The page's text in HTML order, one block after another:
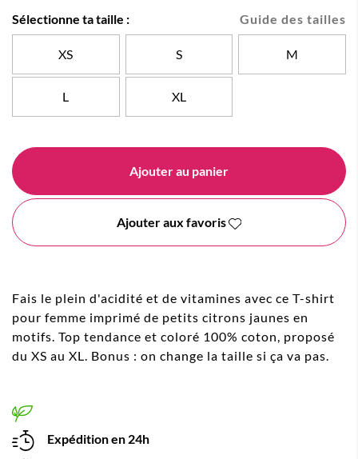
Guide des tailles
Sélectionne ta taille :
XS S M
L XL
Ajouter au panier
Ajouter aux favoris
Fais le plein d'acidité et de vitamines avec ce T-shirt
pour femme imprimé de petits citrons jaunes en
motifs. Top tendance et coloré 100% coton, proposé
du XS au XL. Bonus : on change la taille si ça va pas.
Expédition en 24h